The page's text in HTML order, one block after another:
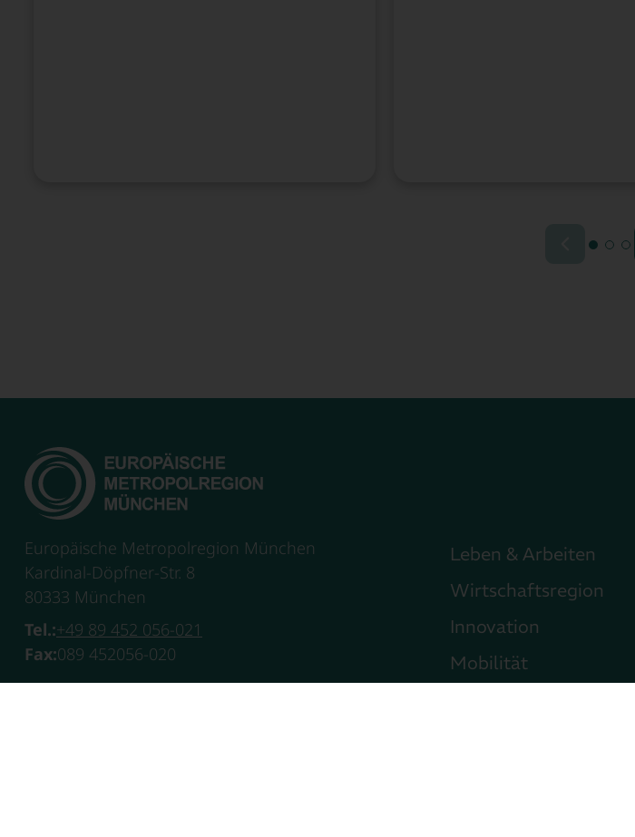
Europäische Metropolregion München
Kardinal-Döpfner-Str. 8
80333 München
Tel.:+49 89 452 056-021
Fax:089 452056-020
Leben & Arbeiten
Wirtschaftsregion
Innovation
Mobilität